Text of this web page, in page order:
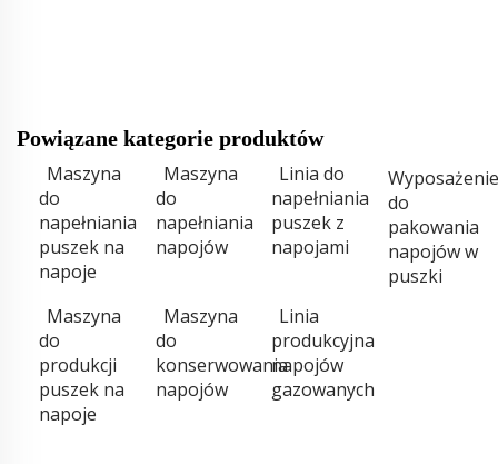
Powiązane kategorie produktów
Maszyna
do
napełniania
puszek na
napoje
Maszyna
do
napełniania
napojów
Linia do
napełniania
puszek z
napojami
Wyposażenie
do
pakowania
napojów w
puszki
Maszyna
do
produkcji
puszek na
napoje
Maszyna
do
konserwowania
napojów
Linia
produkcyjna
napojów
gazowanych